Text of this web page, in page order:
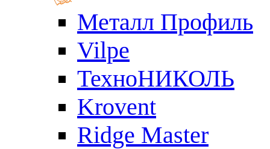
Металл Профиль
Vilpe
ТехноНИКОЛЬ
Krovent
Ridge Master